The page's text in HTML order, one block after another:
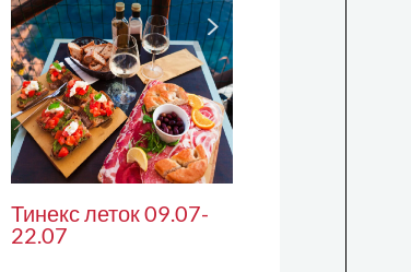
Тинекс леток 09.07-
22.07